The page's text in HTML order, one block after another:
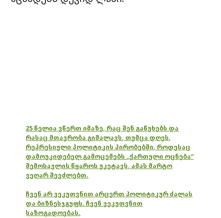
25 წელია ვწერთ იმაზე, რაც შენ გაწუხებს და
რასაც მთავრობა გიმალავს, თუმცა დღეს,
რეპრესიული პოლიტიკის პირობებში, როდესაც
დამოუკიდებელ გამოცემებს „ქართული ოცნება“
შემოსავლის წყაროს უკეტავს, ამას მარტო
ვეღარ შევძლებთ.
ჩვენ არ ვეკუთვნით არცერთ პოლიტიკურ ძალას
და ბიზნესჯგუფს. ჩვენ ვეკუთვნით
საზოგადოებას.